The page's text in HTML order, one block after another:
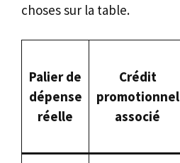
choses sur la table.
Palier de
dépense
réelle
Crédit
promotionnel
associé